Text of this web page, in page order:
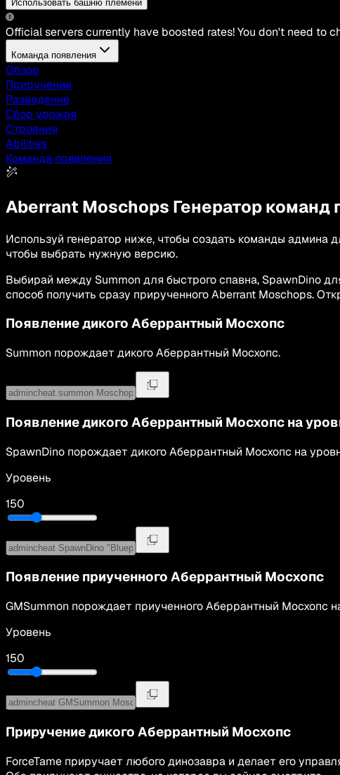
Использовать башню племени
Official servers currently have boosted rates! You don't need to
Команда появления
Обзор
Приручение
Разведение
Сбор урожая
Строения
Abilities
Команда появления
Aberrant Moschops Генератор команд
Используй генератор ниже, чтобы создать команды админа
чтобы выбрать нужную версию.
Выбирай между Summon для быстрого спавна, SpawnDino
способ получить сразу прирученного Aberrant Moschops.
Появление дикого Аберрантный Мосхопс
Summon порождает дикогоАберрантный Мосхопс.
Появление дикого Аберрантный Мосхопс на
SpawnDino порождает дикогоАберрантный Мосхопс на
Уровень
150
Появление приученного Аберрантный Мосхопс
GMSummon порождает приученногоАберрантный Мосхопс
Уровень
150
Приручение дикого Аберрантный Мосхопс
ForceTame приручает любого динозавра и делает его